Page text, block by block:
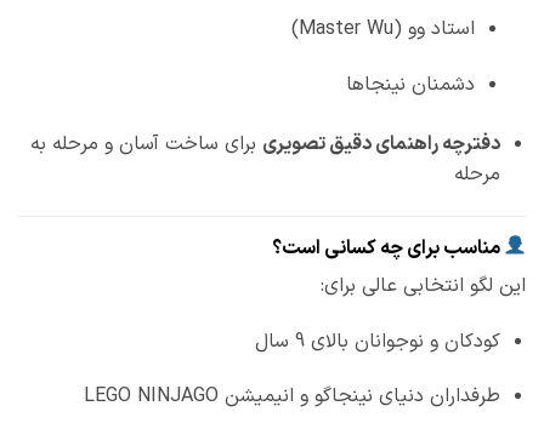
استاد وو (Master Wu)
دشمنان نینجاها
دفترچه راهنمای دقیق تصویریبرای ساخت آسان و مرحله به
مرحله
مناسب برای چه کسانی است؟
این لگو انتخابی عالی برای:
کودکان و نوجوانان بالای 9 سال
طرفداران دنیای نینجاگو و انیمیشن LEGO NINJAGO